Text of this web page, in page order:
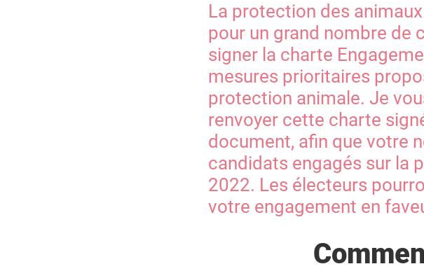
La protection des
pour un grand nombre de
signer la charte
mesures prioritaires
protection animale. Je
renvoyer cette charte
document, afin que votre
candidats engagés sur la
2022. Les électeurs
votre engagement en